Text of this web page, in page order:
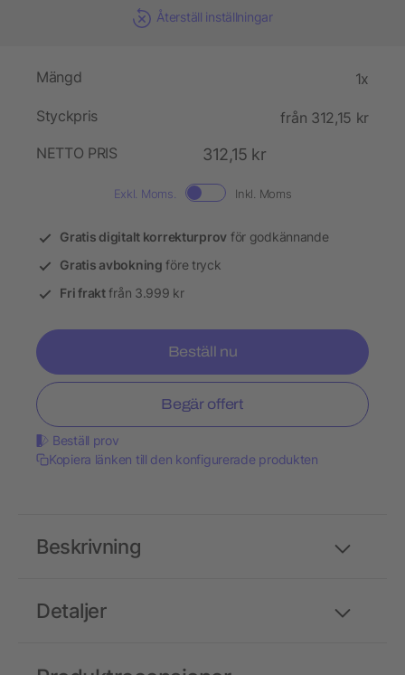
Återställ inställningar
Mängd 1x
Styckpris
från 312,15 kr
NETTO PRIS
312,15 kr
Exkl. Moms. Inkl. Moms
Gratis digitalt korrekturprov för godkännande
Gratis avbokning före tryck
Fri fraktfrån 3.999 kr
Beställ nu
Begär offert
Beställ prov
Kopiera länken till den konfigurerade produkten
Detaljer
Beskrivning